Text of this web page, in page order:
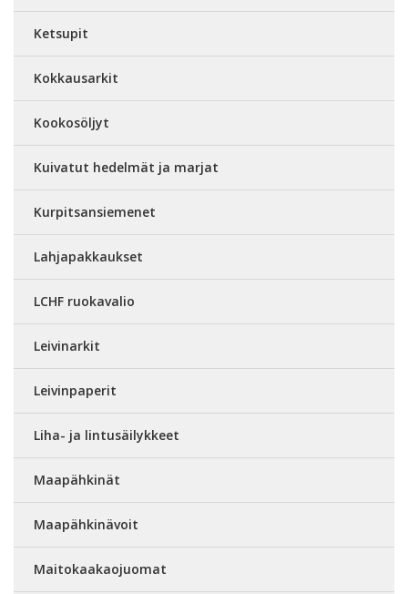
Ketsupit
Kokkausarkit
Kookosöljyt
Kuivatut hedelmät ja marjat
Kurpitsansiemenet
Lahjapakkaukset
LCHF ruokavalio
Leivinarkit
Leivinpaperit
Liha- ja lintusäilykkeet
Maapähkinät
Maapähkinävoit
Maitokaakaojuomat